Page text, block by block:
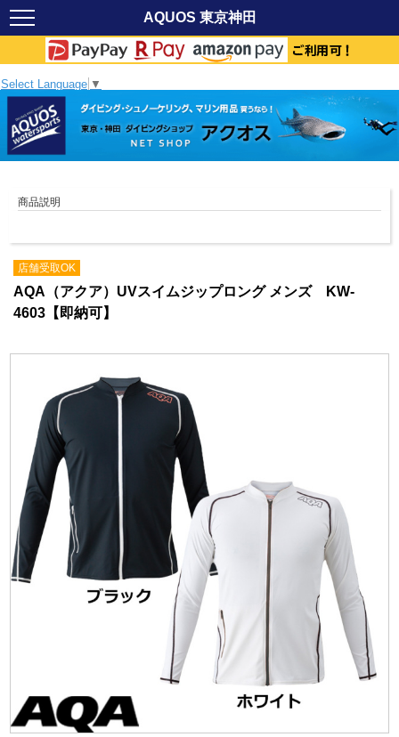
AQUOS 東京神田
Select Language ▼
商品説明
店舗受取OK
AQA（アクア）UVスイムジップロング メンズ KW-
4603【即納可】